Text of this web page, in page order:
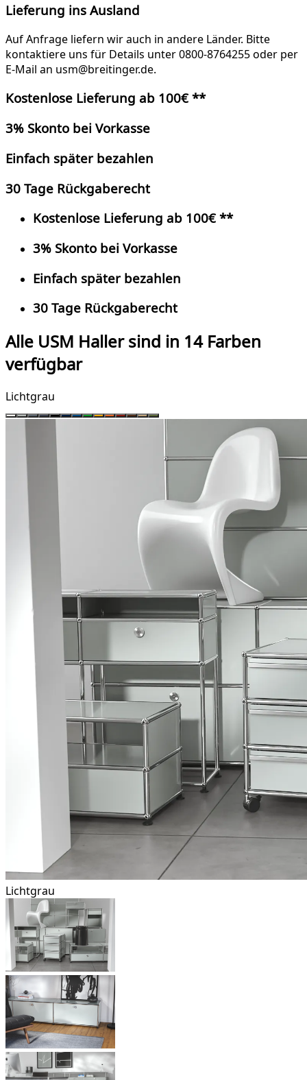
Lieferung ins Ausland
Auf Anfrage liefern wir auch in andere Länder. Bitte
kontaktiere uns für Details unter 0800-8764255 oder per
E-Mail an usm@breitinger.de.
Kostenlose Lieferung ab 100€ **
3% Skonto bei Vorkasse
Einfach später bezahlen
30 Tage Rückgaberecht
Kostenlose Lieferung ab 100€ **
3% Skonto bei Vorkasse
Einfach später bezahlen
30 Tage Rückgaberecht
Alle USM Haller sind in 14 Farben
verfügbar
Lichtgrau
Lichtgrau